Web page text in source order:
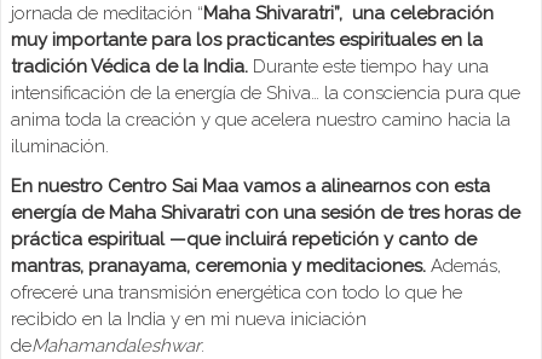
jornada de meditación “Maha Shivaratri”, una celebración
muy importante para los practicantes espirituales en la
tradición Védica de la India. Durante este tiempo hay una
intensificación de la energía de Shiva… la consciencia pura que
anima toda la creación y que acelera nuestro camino hacia la
iluminación.
En nuestro Centro Sai Maa vamos a alinearnos con esta
energía de Maha Shivaratri con una sesión de tres horas de
práctica espiritual —que incluirá repetición y canto de
mantras, pranayama, ceremonia y meditaciones. Además,
ofreceré una transmisión energética con todo lo que he
recibido en la India y en mi nueva iniciación
deMahamandaleshwar.